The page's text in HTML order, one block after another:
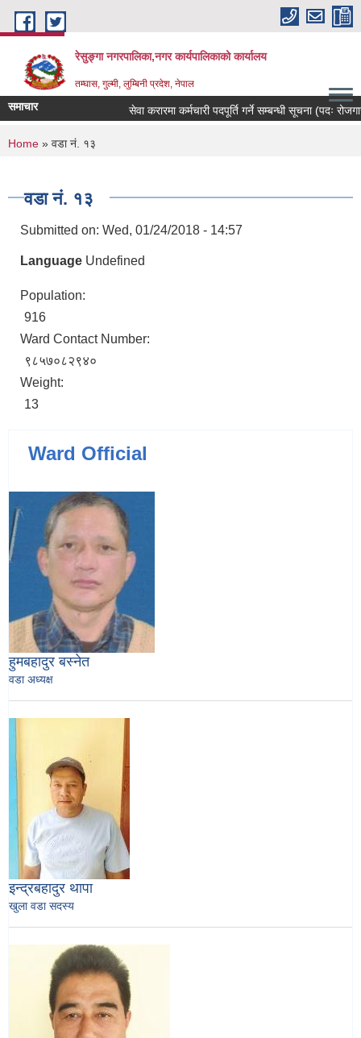
Skip to main content
रेसुङ्गा नगरपालिका,नगर कार्यपालिकाको कार्यालय
तम्घास, गुल्मी, लुम्बिनी प्रदेश, नेपाल
समाचार सेवा करारमा कर्मचारी पदपूर्ति गर्ने सम्बन्धी सूचना (पदः रोजगार
You are here
Home » वडा नं. १३
वडा नं. १३
Submitted on: Wed, 01/24/2018 - 14:57
Language Undefined
Population:
916
Ward Contact Number:
९८५७०८२९४०
Weight:
13
Ward Official
हुमबहादुर बस्नेत
वडा अध्यक्ष
इन्द्रबहादुर थापा
खुला वडा सदस्य